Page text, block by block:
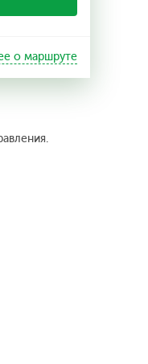
о маршруте